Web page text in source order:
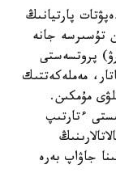
پارتيانىڭ
تۇسىرسە جانە
پروتسەستى
مەملەكەتتىك
مۇمكىن.
ءتارتىپ
جاۋاپ بەرە